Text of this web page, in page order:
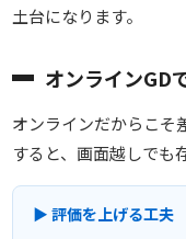
土台になります。
オンラインGD
オンラインだからこそ
すると、画面越しでも
▶ 評価を上げる工夫